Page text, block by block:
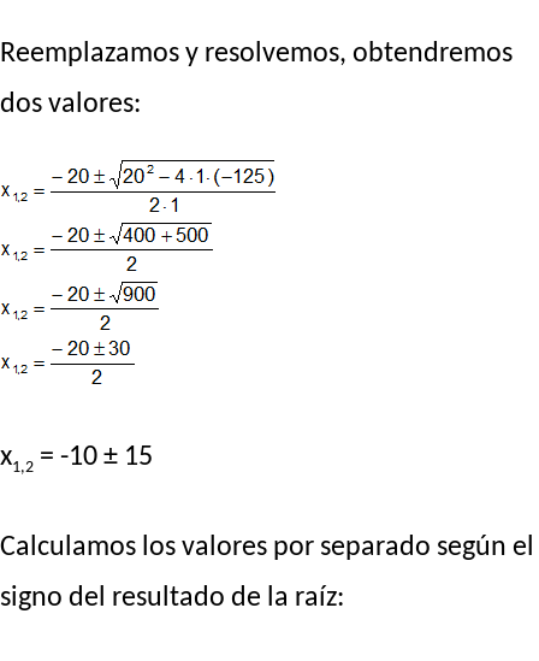
Reemplazamos y resolvemos, obtendremos
dos valores:
x1,2 = -10 ± 15
Calculamos los valores por separado según el
signo del resultado de la raíz: